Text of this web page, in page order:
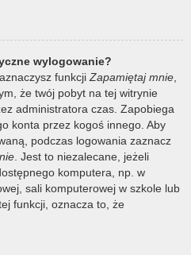
wylogowanie?
funkcji Zapamiętaj mnie
że twój pobyt na tej witrynie
administratora czas. Zapobiega
konta przez kogoś innego. Aby
podczas logowania zaznacz
. Jest to niezalecane, jeżeli
komputera, np. w
sali komputerowej w szkole lub
funkcji, oznacza to, że